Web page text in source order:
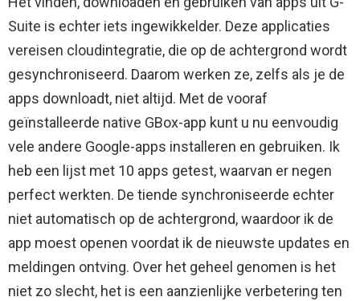
Suite is echter iets ingewikkelder. Deze applicaties
vereisen cloudintegratie, die op de achtergrond wordt
gesynchroniseerd. Daarom werken ze, zelfs als je de
apps downloadt, niet altijd. Met de vooraf
geïnstalleerde native GBox-app kunt u nu eenvoudig
vele andere Google-apps installeren en gebruiken. Ik
heb een lijst met 10 apps getest, waarvan er negen
perfect werkten. De tiende synchroniseerde echter
niet automatisch op de achtergrond, waardoor ik de
app moest openen voordat ik de nieuwste updates en
meldingen ontving. Over het geheel genomen is het
niet zo slecht, het is een aanzienlijke verbetering ten